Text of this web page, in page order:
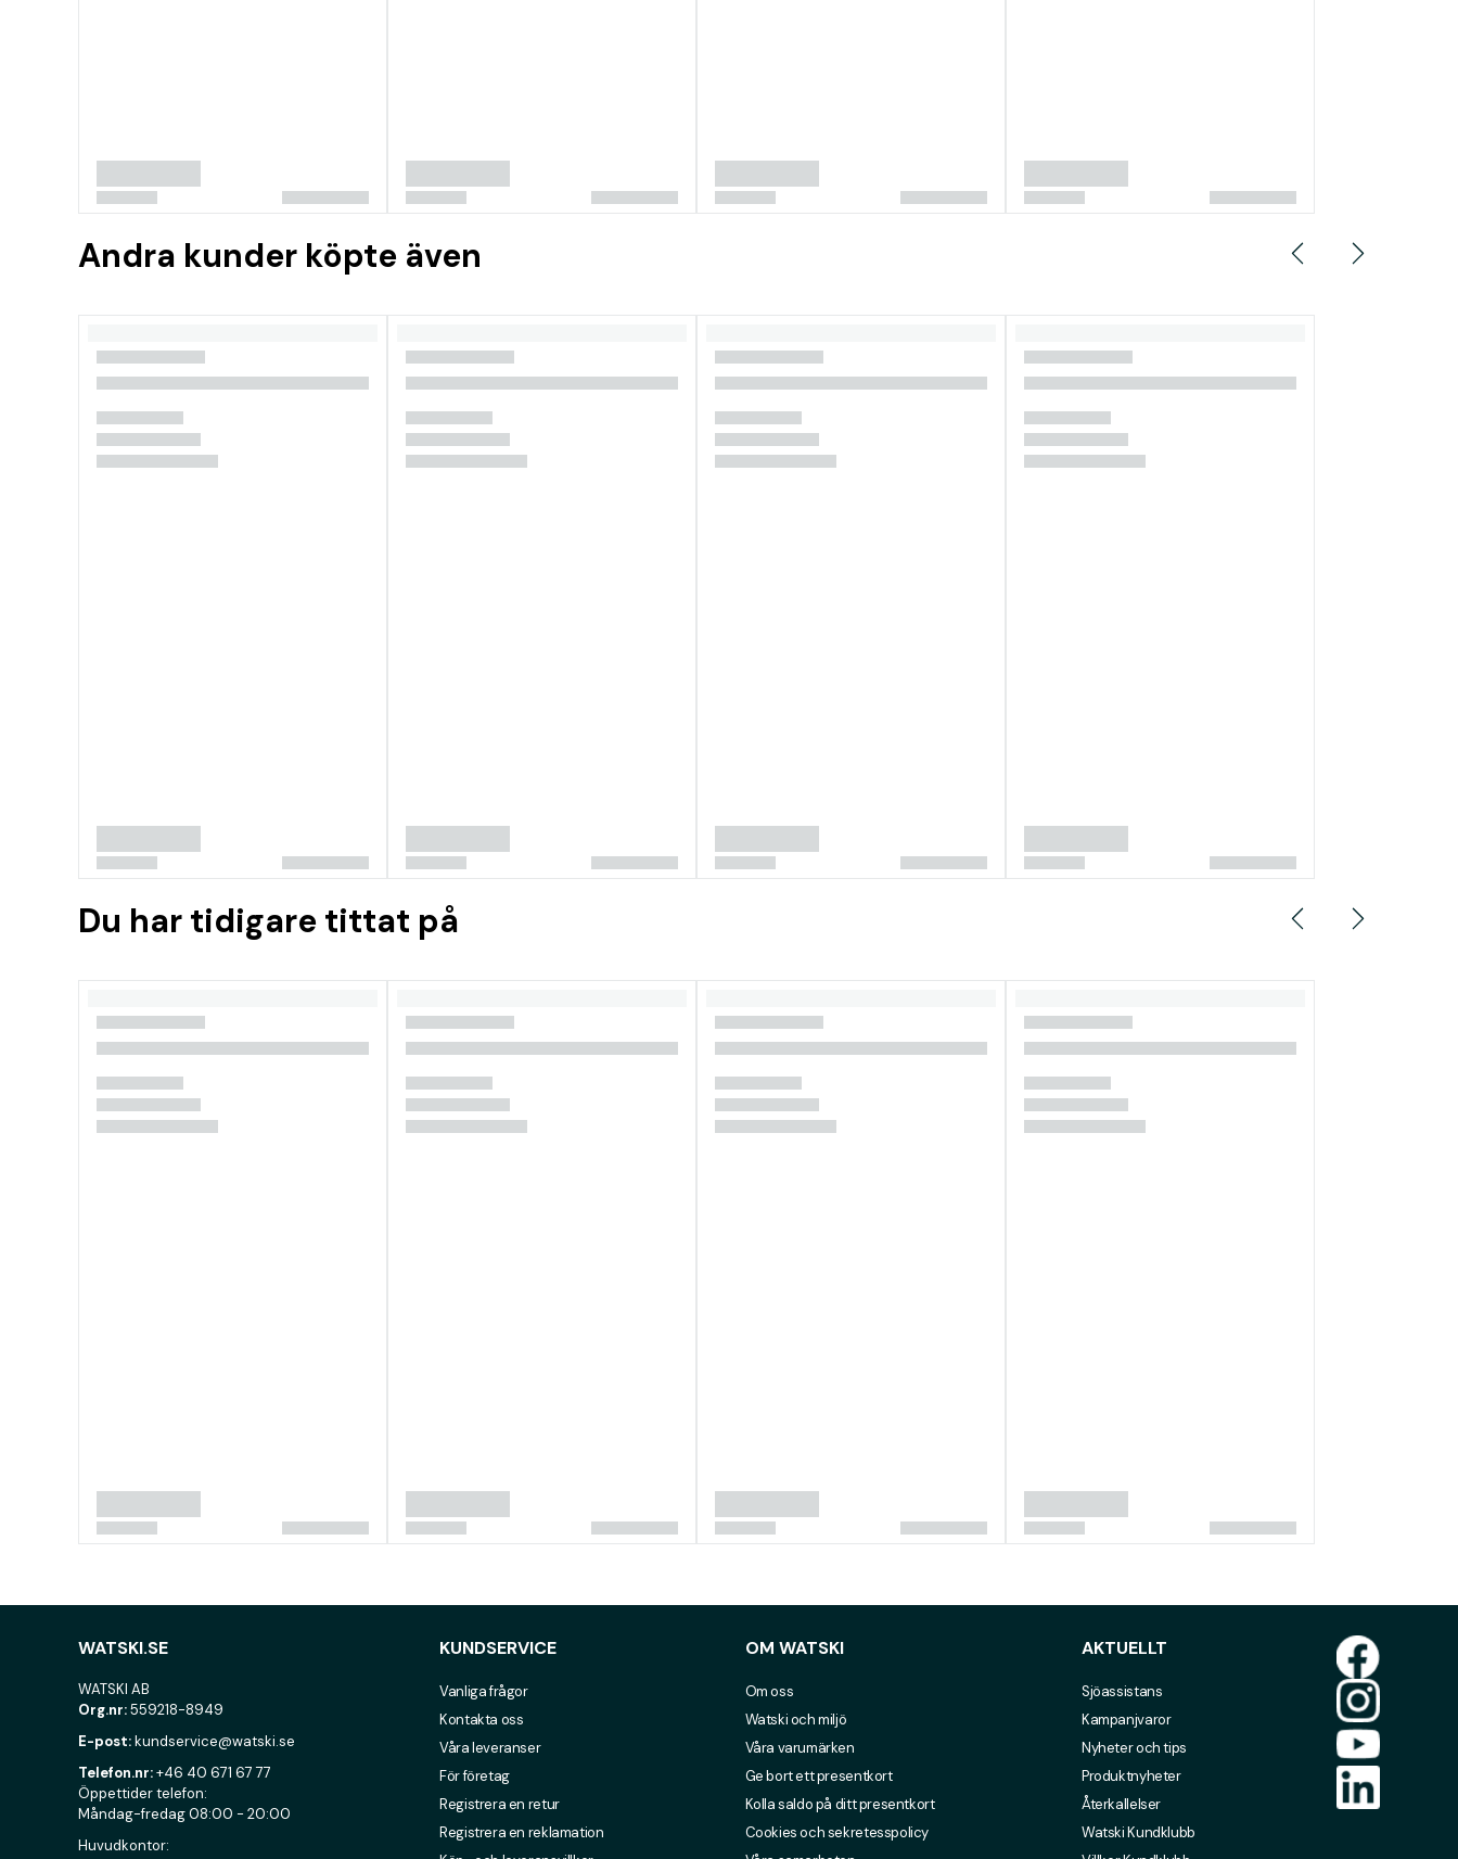
Andra kunder köpte även
Du har tidigare tittat på
WATSKI.SE
WATSKI AB
Org.nr:559218-8949
E-post:kundservice@watski.se
Telefon.nr:+46 40 671 67 77
Öppettider telefon:
Måndag-fredag 08:00 - 20:00
Huvudkontor:
KUNDSERVICE
Vanliga frågor
Kontakta oss
Våra leveranser
För företag
Registrera en retur
Registrera en reklamation
OM WATSKI
Om oss
Watski och miljö
Våra varumärken
Ge bort ett presentkort
Kolla saldo på ditt presentkort
Cookies och sekretesspolicy
AKTUELLT
Sjöassistans
Kampanjvaror
Nyheter och tips
Produktnyheter
Återkallelser
Watski Kundklubb